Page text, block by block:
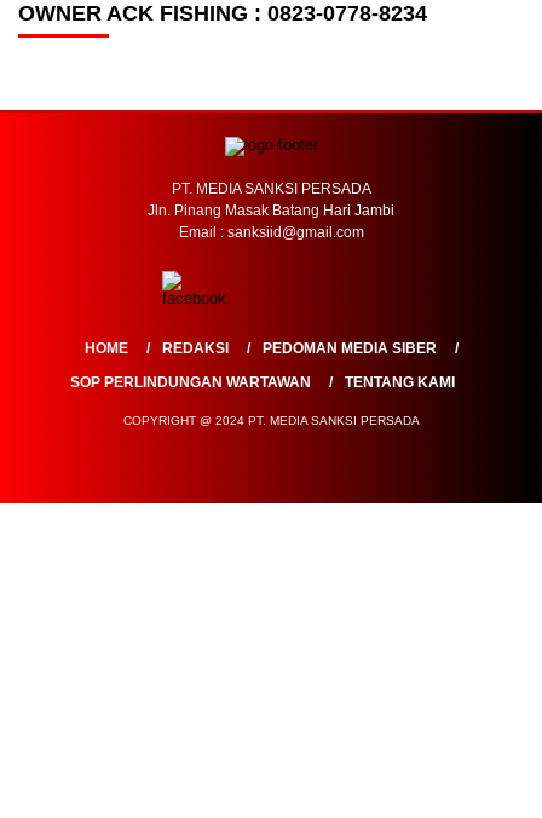
OWNER ACK FISHING : 0823-0778-8234
PT. MEDIA SANKSI PERSADA
Jln. Pinang Masak Batang Hari Jambi
Email : sanksiid@gmail.com
HOME REDAKSI
PEDOMAN MEDIA SIBER
SOP PERLINDUNGAN WARTAWAN
TENTANG KAMI